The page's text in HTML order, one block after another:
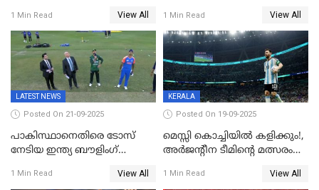
ഇന്ത്യ, അഭിഷേക് ശർമ്മയ്ക്ക്
അർദ്ധ സെഞ്ച്വറി
1 Min Read View All
വിജയലക്ഷ്യം
1 Min Read View All
LATEST NEWS
Posted On 21-09-2025
പാകിസ്ഥാനെതിരെ ടോസ്
നേടിയ ഇന്ത്യ ബൗളിംഗ്
1 Min Read View All
KERALA
Posted On 19-09-2025
മെസ്സി കൊച്ചിയിൽ കളിക്കും!,
അർജന്റീന ടീമിന്റെ മത്സരം
നടത്താൻ ആലോചന
1 Min Read View All